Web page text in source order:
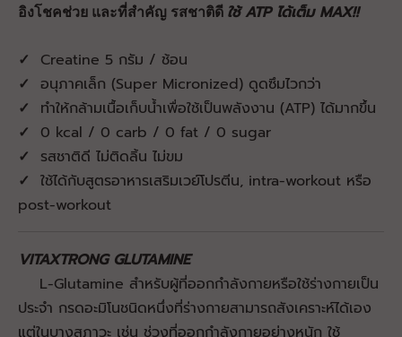
อิงโชคช่วย และที่สำคัญ รสชาติดี ใช้ ATP ได้เต็ม MAX!!
✓ Creatine 5 กรัม / ช้อน
✓ อนุภาคเล็ก (Super Micronized) ดูดซึมไวกว่า
✓ ทำให้กล้ามเนื้อเก็บน้ำเพื่อใช้เป็นพลังงาน (ATP) ได้มากขึ้น
✓ 0 kcal / 0 carb / 0 fat / 0 sugar
✓ รสชาติดี ไม่ติดลิ้น ไม่ขม
✓ ใช้ได้กับสูตรอาหารเสริมเวย์โปรตีน, intra-workout หรือ
post-workout
VITAXTRONG GLUTAMINE
L-Glutamine สำหรับผู้ที่ออกกำลังกายหรือใช้ร่างกายเป็น
ประจำ กรดอะมิโนชนิดหนึ่งที่ร่างกายสามารถสังเคราะห์ได้เอง
แต่ในบางสภาวะ เช่น ช่วงที่ออกกำลังกายอย่างหนัก ใช้